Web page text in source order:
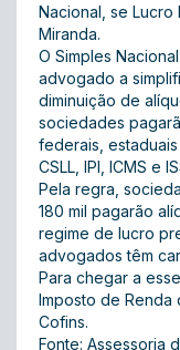
Nacional, se Lucro
Miranda.
O Simples
advogado a
diminuição de
sociedades
federais, estaduais
CSLL, IPI, ICMS e
Pela regra,
180 mil pagarão
regime de lucro
advogados têm
Para chegar a
Imposto de Renda
Cofins.
Fonte: Assessoria